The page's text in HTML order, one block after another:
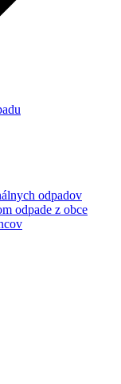
odpadov
odpade z obce